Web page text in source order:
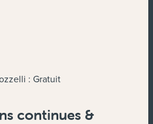
: Gratuit
continues &